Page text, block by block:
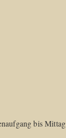
bis Mittag